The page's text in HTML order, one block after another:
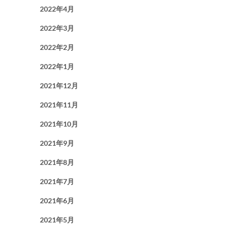
2022年4月
2022年3月
2022年2月
2022年1月
2021年12月
2021年11月
2021年10月
2021年9月
2021年8月
2021年7月
2021年6月
2021年5月